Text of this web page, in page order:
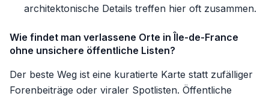
architektonische Details treffen hier oft zusammen.
Wie findet man verlassene Orte in Île-de-France
ohne unsichere öffentliche Listen?
Der beste Weg ist eine kuratierte Karte statt zufälliger
Forenbeiträge oder viraler Spotlisten. Öffentliche